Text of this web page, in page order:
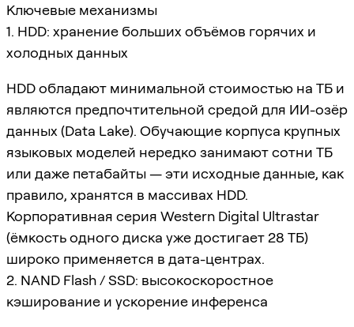
Ключевые механизмы
1. HDD: хранение больших объёмов горячих и
холодных данных
HDD обладают минимальной стоимостью на ТБ и
являются предпочтительной средой для ИИ-озёр
данных (Data Lake). Обучающие корпуса крупных
языковых моделей нередко занимают сотни ТБ
или даже петабайты — эти исходные данные, как
правило, хранятся в массивах HDD.
Корпоративная серия Western Digital Ultrastar
(ёмкость одного диска уже достигает 28 ТБ)
широко применяется в дата-центрах.
2. NAND Flash / SSD: высокоскоростное
кэширование и ускорение инференса